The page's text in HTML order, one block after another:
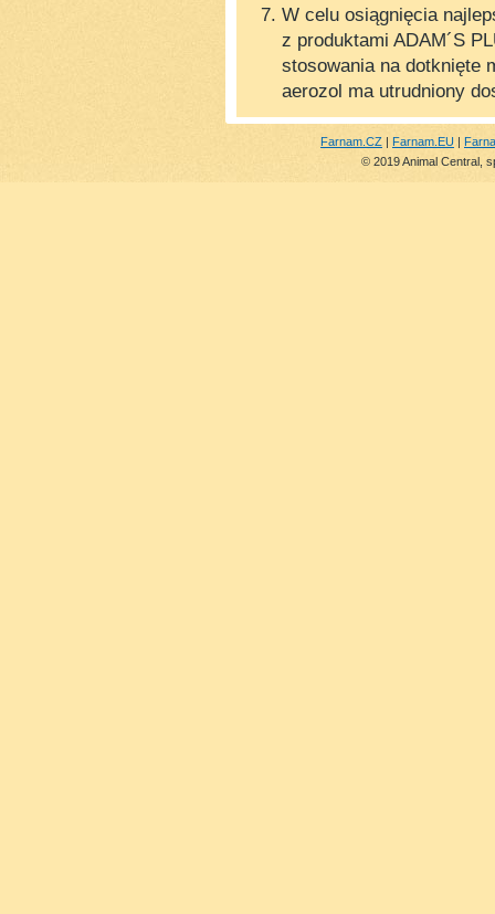
W celu osiągnięcia
z produktami ADAM´S
stosowania na dotknięte
aerozol ma utrudniony
Farnam.CZ Farnam.EU
© 2019 Animal Central,